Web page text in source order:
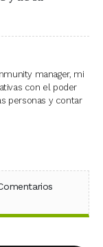
manager, mi
con el poder
personas y contar
X (Twitter)
en WhatsApp